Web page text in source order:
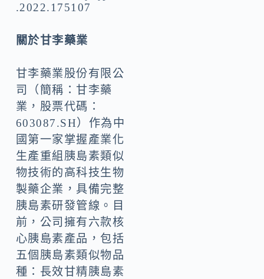
.2022.175107
關於甘李藥業
甘李藥業股份有限公
司（簡稱：甘李藥
業，股票代碼：
603087.SH）作為中
國第一家掌握產業化
生產重組胰島素類似
物技術的高科技生物
製藥企業，具備完整
胰島素研發管線。目
前，公司擁有六款核
心胰島素產品，包括
五個胰島素類似物品
種：長效甘精胰島素